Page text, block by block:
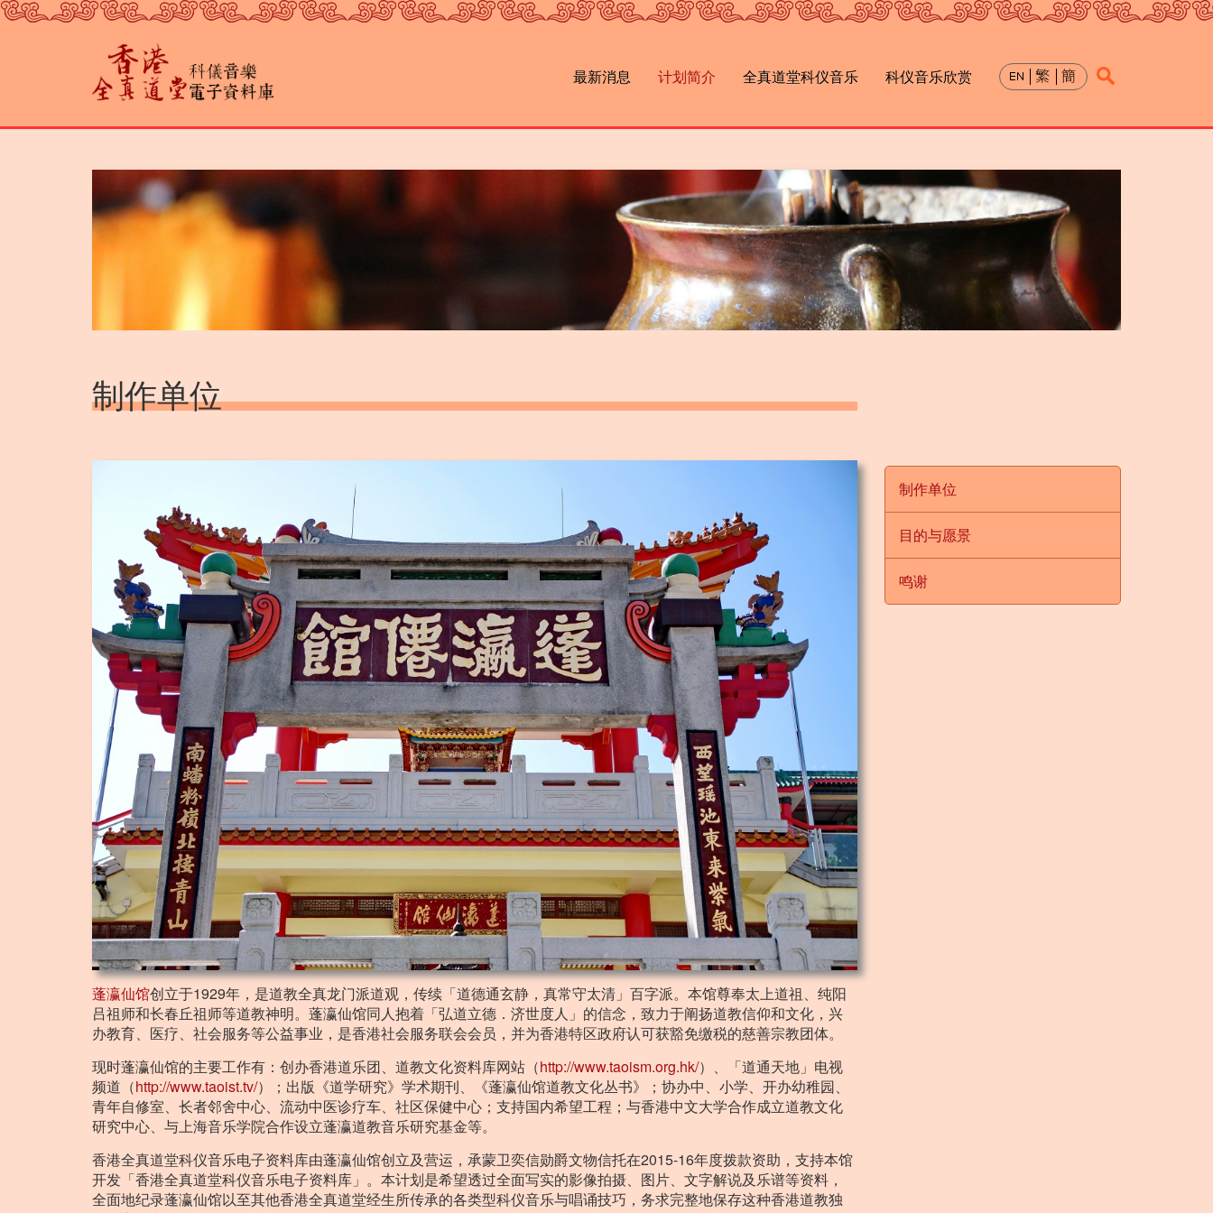
跳
容
最新消息 计划简介 全真道堂科仪音乐 科仪音乐欣赏
制作单位
蓬瀛仙馆创立于1929年，是道教全真龙门派道观，传续「道德通玄静，真常守太清」百字派。本馆尊奉太上道祖、纯阳
吕祖师和长春丘祖师等道教神明。蓬瀛仙馆同人抱着「弘道立德．济世度人」的信念，致力于阐扬道教信仰和文化，兴
办教育、医疗、社会服务等公益事业，是香港社会服务联会会员，并为香港特区政府认可获豁免缴税的慈善宗教团体。
现时蓬瀛仙馆的主要工作有：创办香港道乐团、道教文化资料库网站（http://www.taoism.org.hk/）、「道通天地」电视
频道（http://www.taoist.tv/）；出版《道学研究》学术期刊、《蓬瀛仙馆道教文化丛书》；协办中、小学、开办幼稚园、
青年自修室、长者邻舍中心、流动中医诊疗车、社区保健中心；支持国内希望工程；与香港中文大学合作成立道教文化
研究中心、与上海音乐学院合作设立蓬瀛道教音乐研究基金等。
香港全真道堂科仪音乐电子资料库由蓬瀛仙馆创立及营运，承蒙卫奕信勋爵文物信托在2015-16年度拨款资助，支持本馆
开发「香港全真道堂科仪音乐电子资料库」。本计划是希望透过全面写实的影像拍摄、图片、文字解说及乐谱等资料，
全面地纪录蓬瀛仙馆以至其他香港全真道堂经生所传承的各类型科仪音乐与唱诵技巧，务求完整地保存这种香港道教独
制作单位
目的与愿景
鸣谢